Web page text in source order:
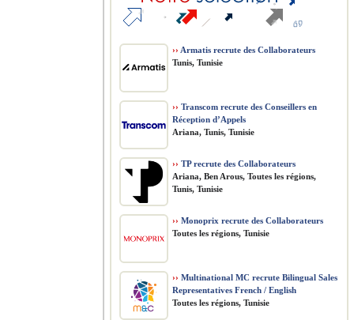
›› Armatis recrute des Collaborateurs
Tunis, Tunisie
›› Transcom recrute des Conseillers en
Réception d’Appels
Ariana, Tunis, Tunisie
›› TP recrute des Collaborateurs
Ariana, Ben Arous, Toutes les régions,
Tunis, Tunisie
›› Monoprix recrute des Collaborateurs
Toutes les régions, Tunisie
›› Multinational MC recrute Bilingual Sales
Representatives French / English
Toutes les régions, Tunisie